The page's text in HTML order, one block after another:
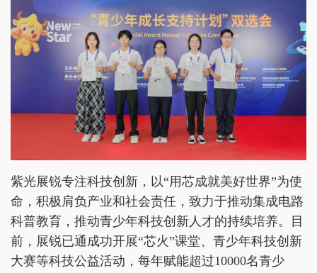
紫光展锐专注科技创新，以“用芯成就美好世界”为使
命，积极肩负产业和社会责任，致力于推动集成电路
科普教育，推动青少年科技创新人才的持续培养。目
前，展锐已通成功开展“芯火”课堂、青少年科技创新
大赛等科技公益活动，每年赋能超过10000名青少